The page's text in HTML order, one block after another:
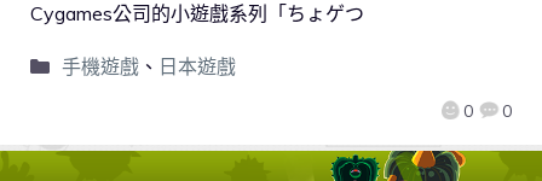
0 0
Cygames公司的小遊戲系列「ちょゲつ
手機遊戲、 日本遊戲